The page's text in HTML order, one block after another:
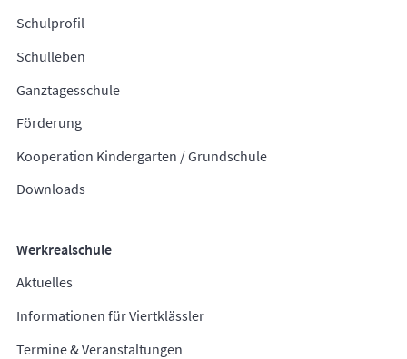
Schulprofil
Schulleben
Ganztagesschule
Förderung
Kooperation Kindergarten / Grundschule
Downloads
Werkrealschule
Aktuelles
Informationen für Viertklässler
Termine & Veranstaltungen